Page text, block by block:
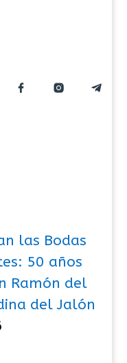
las Bodas
50 años
Ramón del
del Jalón